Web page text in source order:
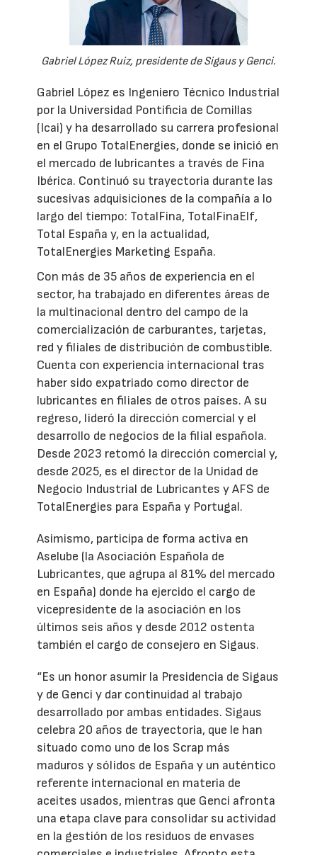
Gabriel López Ruiz, presidente de Sigaus y Genci.
Gabriel López es Ingeniero Técnico Industrial
por la Universidad Pontificia de Comillas
(Icai) y ha desarrollado su carrera profesional
en el Grupo TotalEnergies, donde se inició en
el mercado de lubricantes a través de Fina
Ibérica. Continuó su trayectoria durante las
sucesivas adquisiciones de la compañía a lo
largo del tiempo: TotalFina, TotalFinaElf,
Total España y, en la actualidad,
TotalEnergies Marketing España.
Con más de 35 años de experiencia en el
sector, ha trabajado en diferentes áreas de
la multinacional dentro del campo de la
comercialización de carburantes, tarjetas,
red y filiales de distribución de combustible.
Cuenta con experiencia internacional tras
haber sido expatriado como director de
lubricantes en filiales de otros países. A su
regreso, lideró la dirección comercial y el
desarrollo de negocios de la filial española.
Desde 2023 retomó la dirección comercial y,
desde 2025, es el director de la Unidad de
Negocio Industrial de Lubricantes y AFS de
TotalEnergies para España y Portugal.
Asimismo, participa de forma activa en
Aselube (la Asociación Española de
Lubricantes, que agrupa al 81% del mercado
en España) donde ha ejercido el cargo de
vicepresidente de la asociación en los
últimos seis años y desde 2012 ostenta
también el cargo de consejero en Sigaus.
“Es un honor asumir la Presidencia de Sigaus
y de Genci y dar continuidad al trabajo
desarrollado por ambas entidades. Sigaus
celebra 20 años de trayectoria, que le han
situado como uno de los Scrap más
maduros y sólidos de España y un auténtico
referente internacional en materia de
aceites usados, mientras que Genci afronta
una etapa clave para consolidar su actividad
en la gestión de los residuos de envases